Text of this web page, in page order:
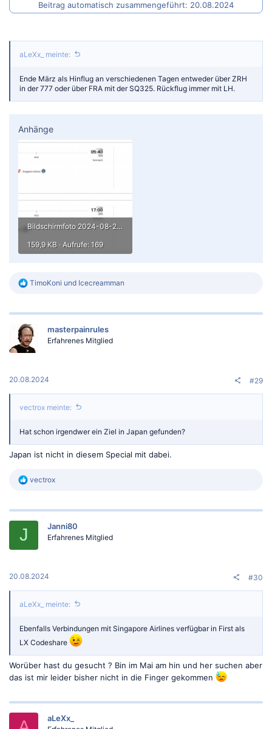
Beitrag automatisch zusammengeführt: 20.08.2024
aLeXx_ meinte:
Ende März als Hinflug an verschiedenen Tagen entweder über ZRH
in der 777 oder über FRA mit der SQ325. Rückflug immer mit LH.
Anhänge
Bildschirmfoto 2024-08-20 um 17.33.49.png
159,9 KB · Aufrufe: 169
R
k
i
o
n
:
TimoKoni und Icecreamman
masterpainrules
Erfahrenes Mitglied
20.08.2024 #29
vectrox meinte:
Hat schon irgendwer ein Ziel in Japan gefunden?
Japan ist nicht in diesem Special mit dabei.
R
k
:
vectrox
J Janni80
Erfahrenes Mitglied
20.08.2024 #30
aLeXx_ meinte:
Ebenfalls Verbindungen mit Singapore Airlines verfügbar in First als
LX Codeshare
Worüber hast du gesucht ? Bin im Mai am hin und her suchen aber
das ist mir leider bisher nicht in die Finger gekommen
aLeXx_